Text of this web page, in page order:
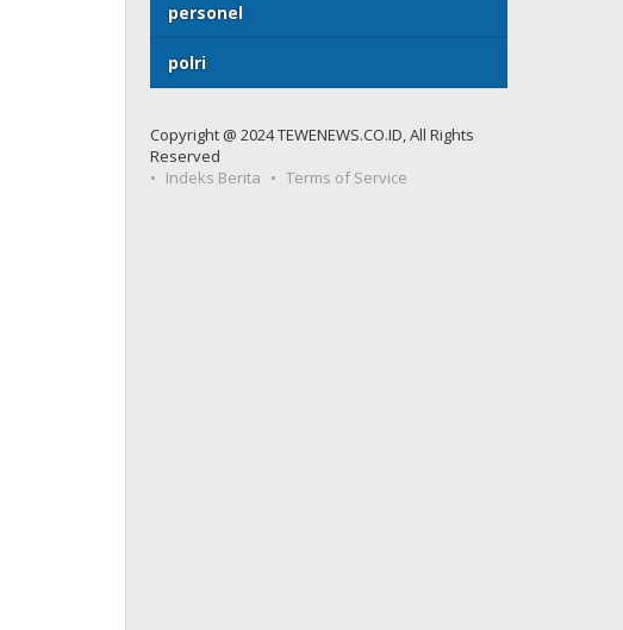
personel
polri
Copyright @ 2024 TEWENEWS.CO.ID, All Rights
Reserved
Indeks Berita
Terms of Service